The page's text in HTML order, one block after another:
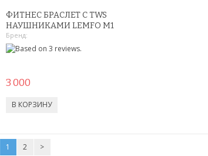
ФИТНЕС БРАСЛЕТ С TWS
НАУШНИКАМИ LEMFO M1
Бренд:
3 000
1 2 >